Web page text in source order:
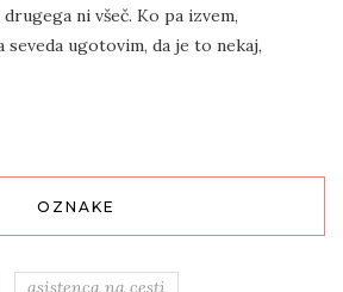
ni všeč. Ko pa izvem,
seveda ugotovim, da je to nekaj,
OZNAKE
asistenca na cesti